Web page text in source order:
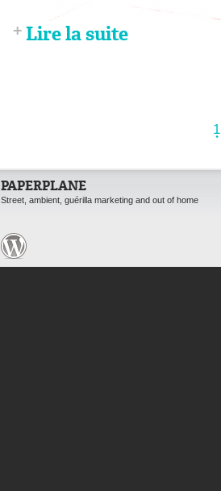
Lire la suite
1
PAPERPLANE
Street, ambient, guérilla marketing and out of home